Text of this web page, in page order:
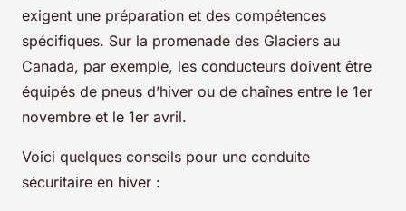
exigent une préparation et des compétences
spécifiques. Sur la promenade des Glaciers au
Canada, par exemple, les conducteurs doivent être
équipés de pneus d’hiver ou de chaînes entre le 1er
novembre et le 1er avril.
Voici quelques conseils pour une conduite
sécuritaire en hiver :